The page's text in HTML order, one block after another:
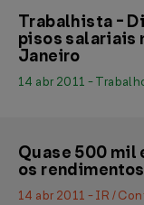
Trabalhista -
pisos salariais
Janeiro
14 abr 2011 -
Quase 500 mil
os rendimentos
14 abr 2011 - IR /